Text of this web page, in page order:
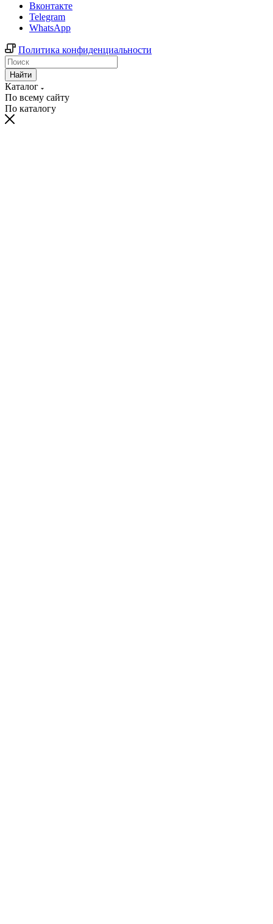
Вконтакте
Telegram
WhatsApp
Политика конфиденциальности
Найти
Каталог
По всему сайту
По каталогу